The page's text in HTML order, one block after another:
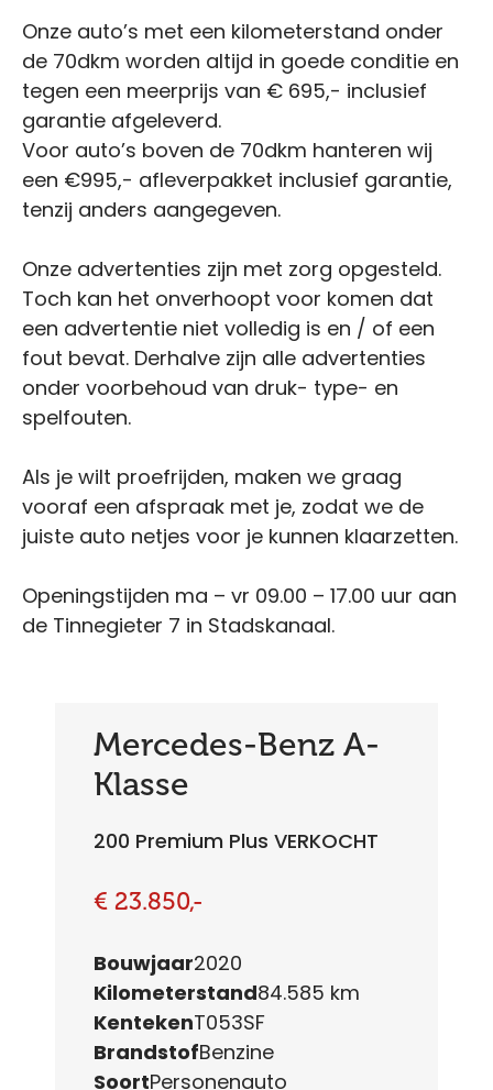
Onze auto’s met een kilometerstand onder
de 70dkm worden altijd in goede conditie en
tegen een meerprijs van € 695,- inclusief
garantie afgeleverd.
Voor auto’s boven de 70dkm hanteren wij
een €995,- afleverpakket inclusief garantie,
tenzij anders aangegeven.
Onze advertenties zijn met zorg opgesteld.
Toch kan het onverhoopt voor komen dat
een advertentie niet volledig is en / of een
fout bevat. Derhalve zijn alle advertenties
onder voorbehoud van druk- type- en
spelfouten.
Als je wilt proefrijden, maken we graag
vooraf een afspraak met je, zodat we de
juiste auto netjes voor je kunnen klaarzetten.
Openingstijden ma – vr 09.00 – 17.00 uur aan
de Tinnegieter 7 in Stadskanaal.
Mercedes-Benz A-
Klasse
200 Premium Plus VERKOCHT
€ 23.850,-
Bouwjaar2020
Kilometerstand84.585 km
KentekenT053SF
BrandstofBenzine
SoortPersonenauto